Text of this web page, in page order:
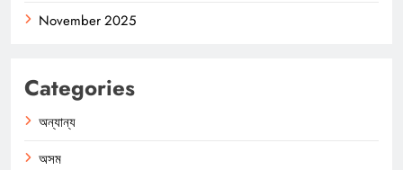
November 2025
Categories
অন্যান্য
অসম